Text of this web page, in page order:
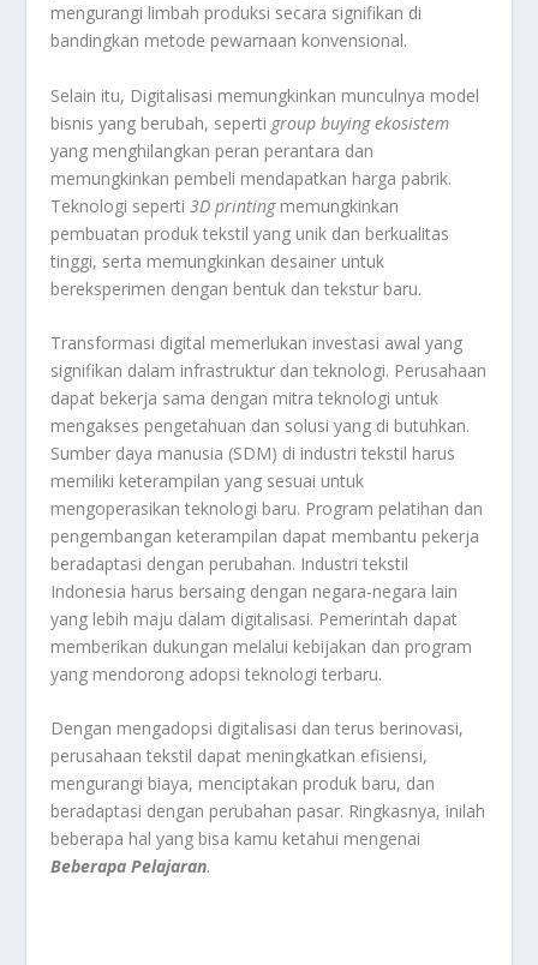
mengurangi limbah produksi secara signifikan di
bandingkan metode pewarnaan konvensional.
Selain itu, Digitalisasi memungkinkan munculnya model
bisnis yang berubah, seperti group buying ekosistem
yang menghilangkan peran perantara dan
memungkinkan pembeli mendapatkan harga pabrik.
Teknologi seperti3D printingmemungkinkan
pembuatan produk tekstil yang unik dan berkualitas
tinggi, serta memungkinkan desainer untuk
bereksperimen dengan bentuk dan tekstur baru.
Transformasi digital memerlukan investasi awal yang
signifikan dalam infrastruktur dan teknologi. Perusahaan
dapat bekerja sama dengan mitra teknologi untuk
mengakses pengetahuan dan solusi yang di butuhkan.
Sumber daya manusia (SDM) di industri tekstil harus
memiliki keterampilan yang sesuai untuk
mengoperasikan teknologi baru. Program pelatihan dan
pengembangan keterampilan dapat membantu pekerja
beradaptasi dengan perubahan. Industri tekstil
Indonesia harus bersaing dengan negara-negara lain
yang lebih maju dalam digitalisasi. Pemerintah dapat
memberikan dukungan melalui kebijakan dan program
yang mendorong adopsi teknologi terbaru.
Dengan mengadopsi digitalisasi dan terus berinovasi,
perusahaan tekstil dapat meningkatkan efisiensi,
mengurangi biaya, menciptakan produk baru, dan
beradaptasi dengan perubahan pasar. Ringkasnya, inilah
beberapa hal yang bisa kamu ketahui mengenai
Beberapa Pelajaran.